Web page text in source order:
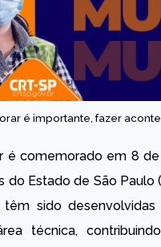
é importante, fazer
é comemorado em 8
do Estado de São Paulo
sido
técnica,